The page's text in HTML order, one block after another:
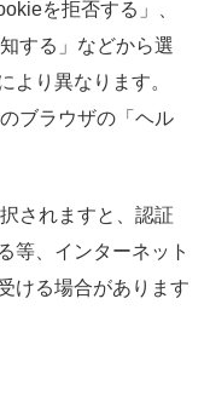
を拒否する」、
する」などから選
より異なります。
ブラウザの「ヘル
されますと、認証
等、インターネット
ける場合があります